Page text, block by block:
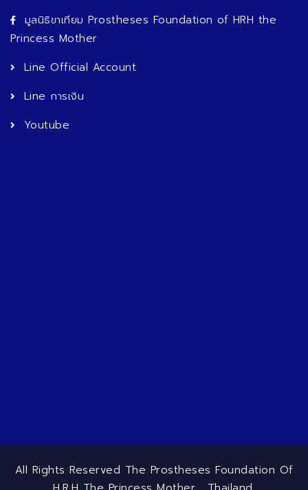
มูลนิธิขาเทียม Prostheses Foundation of HRH the
Princess Mother
Line Official Account
Line การเงิน
Youtube
All Rights Reserved The Prostheses Foundation Of